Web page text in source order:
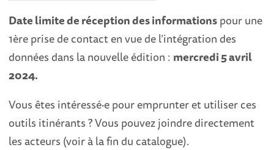
Date limite de réception des informationspour une
1ère prise de contact en vue de l’intégration des
données dans la nouvelle édition : mercredi 5 avril
2024.
Vous êtes intéressé·e pour emprunter et utiliser ces
outils itinérants ? Vous pouvez joindre directement
les acteurs (voir à la fin du catalogue).